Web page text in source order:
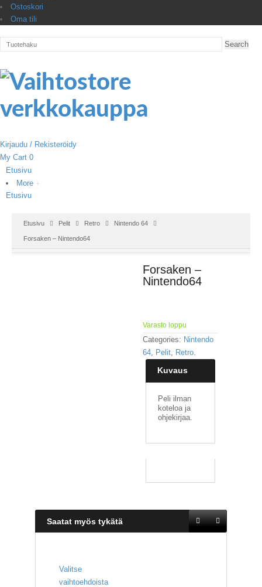
Ostoskori
Oma tili
Kirjaudu / Rekisteröidy
My Cart 0
Etusivu
More
Etusivu
Etusivu Pelit Retro Nintendo 64
Forsaken – Nintendo64
Forsaken –
Nintendo64
Varasto loppu
Categories: Nintendo
64, Pelit, Retro.
Kuvaus
Peli ilman
koteloa ja
ohjekirjaa.
Saatat myös tykätä
Valitse
vaihtoehdoista